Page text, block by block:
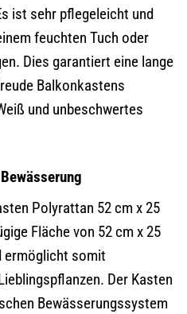
ist sehr pflegeleicht und
feuchten Tuch oder
Dies garantiert eine lange
Balkonkastens
und unbeschwertes
Polyrattan 52 cm x 25
Fläche von 52 cm x 25
ermöglicht somit
Der Kasten
Bewässerungssystem